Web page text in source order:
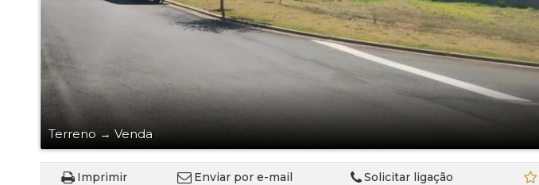
Terreno → Venda
Imprimir Enviar por e-mail Solicitar ligação